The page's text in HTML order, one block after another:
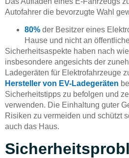
Autofahrer die bevorzugte Wahl
80% der Besitzer eines
Hause und nicht an
Sicherheitsaspekte haben nach
insbesondere angesichts der
Ladegeräten für Elektrofahrzeuge
Hersteller von EV-Ladegeräten
Sicherheitstipps zu befolgen und
verwenden. Die Einhaltung guter
Risiken zu vermeiden und schützt
auch das Haus.